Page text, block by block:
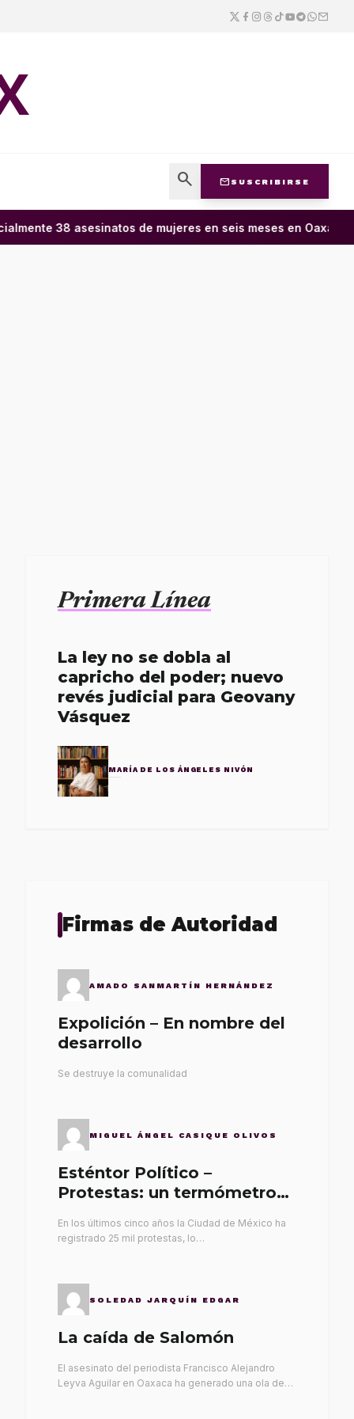
search mail SUSCRIBIRSE
38 asesinatos de mujeres en seis meses en Oaxaca;
Primera Línea
La ley no se dobla al
capricho del poder; nuevo
revés judicial para Geovany
Vásquez
MARÍA DE LOS ÁNGELES NIVÓN
Firmas de Autoridad
AMADO SANMARTÍN HERNÁNDEZ
Expolición – En nombre del
desarrollo
Se destruye la comunalidad
MIGUEL ÁNGEL CASIQUE OLIVOS
Esténtor Político –
Protestas: un termómetro
En los últimos cinco años la Ciudad de México ha
registrado 25 mil protestas, lo…
SOLEDAD JARQUÍN EDGAR
La caída de Salomón
El asesinato del periodista Francisco Alejandro
Leyva Aguilar en Oaxaca ha generado una ola de…